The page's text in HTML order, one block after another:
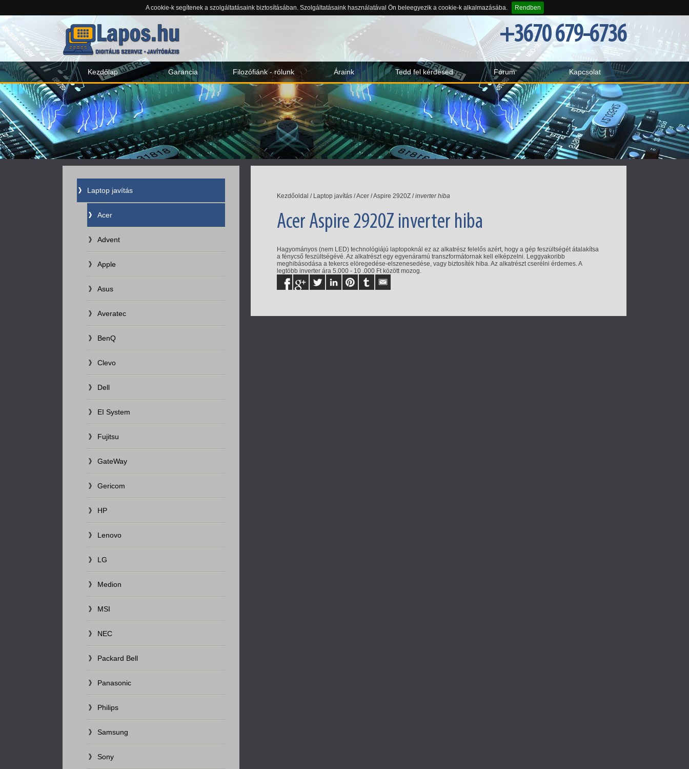
A cookie-k segítenek a szolgáltatásaink biztosításában. Szolgáltatásaink használatával Ön beleegyezik a cookie-k alkalmazásába. Rendben
+3670 679-6736
Kezdőlap Garancia Filozófiánk - rólunk Áraink Tedd fel kérdésed Fórum Kapcsolat
Laptop javítás
Acer
Advent
Apple
Asus
Averatec
BenQ
Clevo
Dell
EI System
Fujitsu
GateWay
Gericom
HP
Lenovo
LG
Medion
MSI
NEC
Packard Bell
Panasonic
Philips
Samsung
Sony
Kezdőoldal / Laptop javítás/Acer/Aspire 2920Z/inverter hiba
Acer Aspire 2920Z inverter hiba
Hagyományos (nem LED) technológiájú laptopoknál ez az alkatrész felelős azért, hogy a gép feszültségét átalakítsa
a fénycső feszültségévé. Az alkatrészt egy egyenáramú transzformátornak kell elképzelni. Leggyakoribb
meghibásodása a tekercs elöregedése-elszenesedése, vagy biztosíték hiba. Az alkatrészt cserélni érdemes. A
legtöbb inverter ára 5.000 - 10 .000 Ft között mozog.